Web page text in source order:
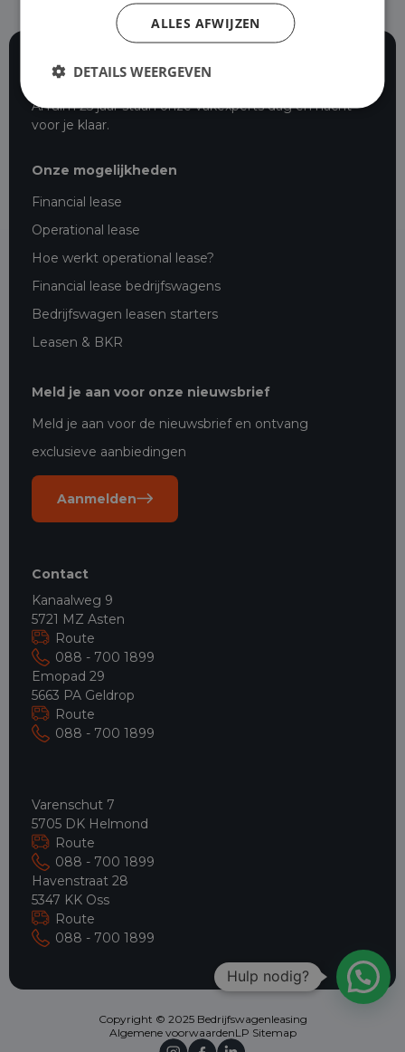
Al ruim 25 jaar staan onze vakexperts dag en nacht
voor je klaar.
Onze mogelijkheden
Financial lease
Operational lease
Hoe werkt operational lease?
Financial lease bedrijfswagens
Bedrijfswagen leasen starters
Leasen & BKR
Meld je aan voor onze nieuwsbrief
Meld je aan voor de nieuwsbrief en ontvang
exclusieve aanbiedingen
Aanmelden
Contact
Kanaalweg 9
5721 MZ Asten
Route
088 - 700 1899
Emopad 29
5663 PA Geldrop
Route
088 - 700 1899
Varenschut 7
5705 DK Helmond
Route
088 - 700 1899
Havenstraat 28
5347 KK Oss
Route
088 - 700 1899
Copyright © 2025 Bedrijfswagenleasing
Algemene voorwaardenLP Sitemap
Hulp nodig?
ALLES AFWIJZEN
DETAILS WEERGEVEN